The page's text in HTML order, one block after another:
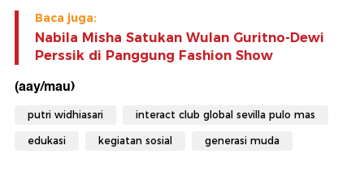
Baca juga:
Nabila Misha Satukan Wulan Guritno-Dewi
Perssik di Panggung Fashion Show
(aay/mau)
putri widhiasari interact club global sevilla pulo mas
edukasi kegiatan sosial generasi muda